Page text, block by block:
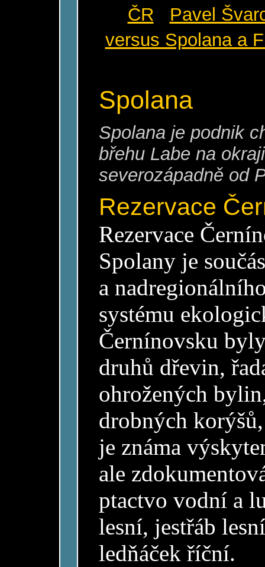
ČR
Pavel
versus Spolana a
Spolana
Spolana je podnik
břehu Labe na
severozápadně od
Rezervace
Rezervace
Spolany je
a
systému
Černínovsku
druhů dřevin,
ohrožených
drobných
je známa
ale
ptactvo vodní a
lesní, jestřáb
ledňáček říční.